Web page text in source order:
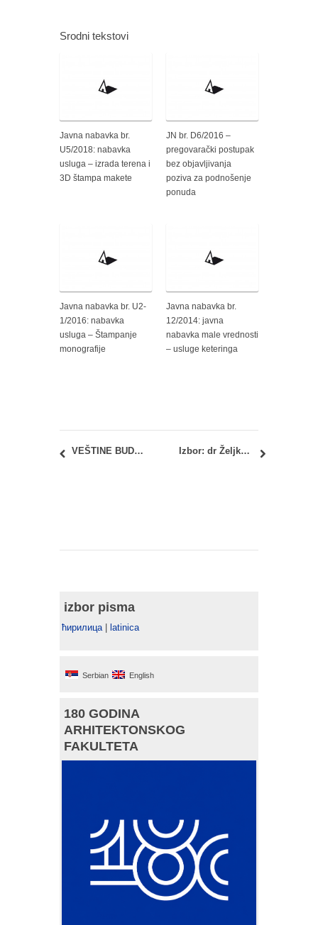
Srodni tekstovi
Javna nabavka br.
U5/2018: nabavka
usluga – izrada terena i
3D štampa makete
JN br. D6/2016 –
pregovarački postupak
bez objavljivanja
poziva za podnošenje
ponuda
Javna nabavka br. U2-
1/2016: nabavka
usluga – Štampanje
monografije
Javna nabavka br.
12/2014: javna
nabavka male vrednosti
– usluge keteringa
VEŠTINE BUDUĆNOSTI Izbor: dr Željka Pješivac, dipl.inž.arh.
izbor pisma
ћирилица| latinica
Serbian English
180 GODINA
ARHITEKTONSKOG
FAKULTETA